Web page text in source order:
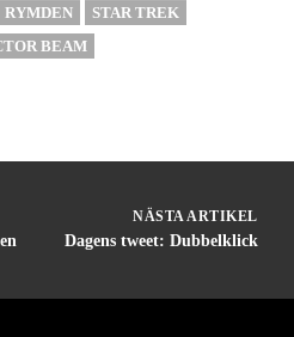
RYMDEN
STAR TREK
BEAM
NÄSTA ARTIKEL
Dagens tweet: Dubbelklick